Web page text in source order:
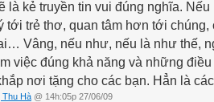
là kẻ truyền tin vui đúng nghĩa.
tới trẻ thơ, quan tâm hơn tới
Vâng, nếu như, nếu là như thế,
việc đúng khả năng và những
nơi tặng cho các bạn. Hẳn là
Thu Hà @ 14h:05p 27/06/09